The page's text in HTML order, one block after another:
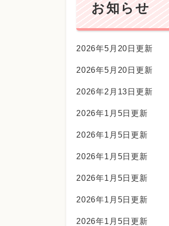
お知らせ
2026年5月20日更新
2026年5月20日更新
2026年2月13日更新
2026年1月5日更新
2026年1月5日更新
2026年1月5日更新
2026年1月5日更新
2026年1月5日更新
2026年1月5日更新